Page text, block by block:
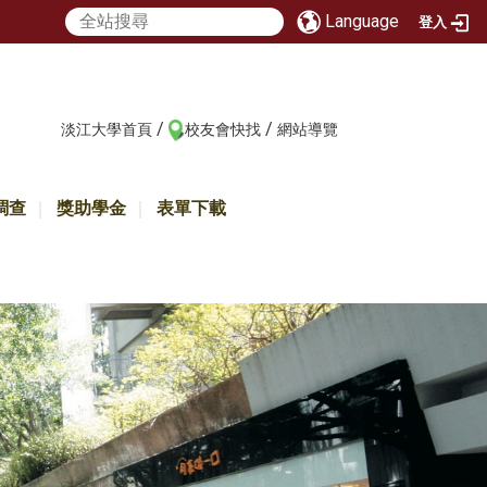
Language 登入
淡江大學首頁 / 校友會快找 / 網站導覽
查 獎助學金 表單下載